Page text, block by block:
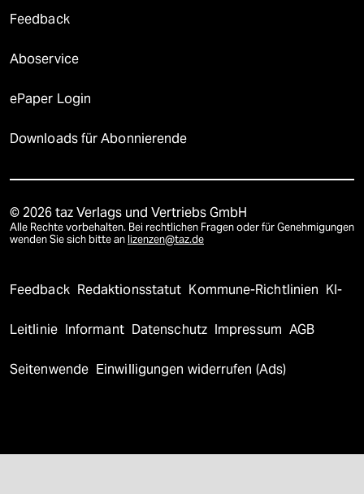
Feedback
Aboservice
ePaper Login
Downloads für Abonnierende
© 2026 taz Verlags und Vertriebs GmbH
Alle Rechte vorbehalten. Bei rechtlichen Fragen oder für Genehmigungen
wenden Sie sich bitte an lizenzen@taz.de
Feedback Redaktionsstatut Kommune-Richtlinien KI-
Leitlinie Informant Datenschutz Impressum AGB
Seitenwende Einwilligungen widerrufen (Ads)